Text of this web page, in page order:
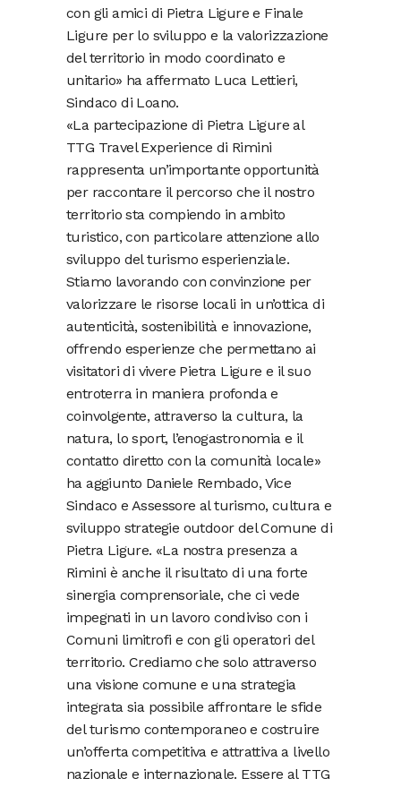
con gli amici di Pietra Ligure e Finale
Ligure per lo sviluppo e la valorizzazione
del territorio in modo coordinato e
unitario» ha affermato Luca Lettieri,
Sindaco di Loano.
«La partecipazione di Pietra Ligure al
TTG Travel Experience di Rimini
rappresenta un’importante opportunità
per raccontare il percorso che il nostro
territorio sta compiendo in ambito
turistico, con particolare attenzione allo
sviluppo del turismo esperienziale.
Stiamo lavorando con convinzione per
valorizzare le risorse locali in un’ottica di
autenticità, sostenibilità e innovazione,
offrendo esperienze che permettano ai
visitatori di vivere Pietra Ligure e il suo
entroterra in maniera profonda e
coinvolgente, attraverso la cultura, la
natura, lo sport, l’enogastronomia e il
contatto diretto con la comunità locale»
ha aggiunto Daniele Rembado, Vice
Sindaco e Assessore al turismo, cultura e
sviluppo strategie outdoor del Comune di
Pietra Ligure. «La nostra presenza a
Rimini è anche il risultato di una forte
sinergia comprensoriale, che ci vede
impegnati in un lavoro condiviso con i
Comuni limitrofi e con gli operatori del
territorio. Crediamo che solo attraverso
una visione comune e una strategia
integrata sia possibile affrontare le sfide
del turismo contemporaneo e costruire
un’offerta competitiva e attrattiva a livello
nazionale e internazionale. Essere al TTG